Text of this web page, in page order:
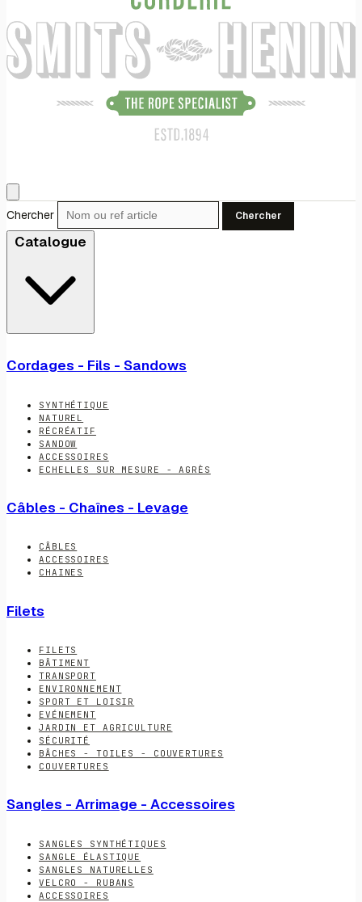
Chercher Chercher
Catalogue
Cordages - Fils - Sandows
SYNTHÉTIQUE
NATUREL
RÉCRÉATIF
SANDOW
ACCESSOIRES
ECHELLES SUR MESURE - AGRÈS
Câbles - Chaînes - Levage
CÂBLES
ACCESSOIRES
CHAINES
Filets
FILETS
BÂTIMENT
TRANSPORT
ENVIRONNEMENT
SPORT ET LOISIR
EVÉNEMENT
JARDIN ET AGRICULTURE
SÉCURITÉ
BÂCHES - TOILES - COUVERTURES
COUVERTURES
Sangles - Arrimage - Accessoires
SANGLES SYNTHÉTIQUES
SANGLE ÉLASTIQUE
SANGLES NATURELLES
VELCRO - RUBANS
ACCESSOIRES